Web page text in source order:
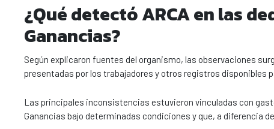
¿Qué detectó ARCA en las
Ganancias?
Según explicaron fuentes del organismo, las observaciones
presentadas por los trabajadores y otros registros disponibles
Las principales inconsistencias estuvieron vinculadas con
Ganancias bajo determinadas condiciones y que, a diferencia